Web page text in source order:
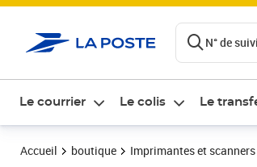
N° de
Le courrier Le colis Le
Accueil boutique Imprimantes et scanners